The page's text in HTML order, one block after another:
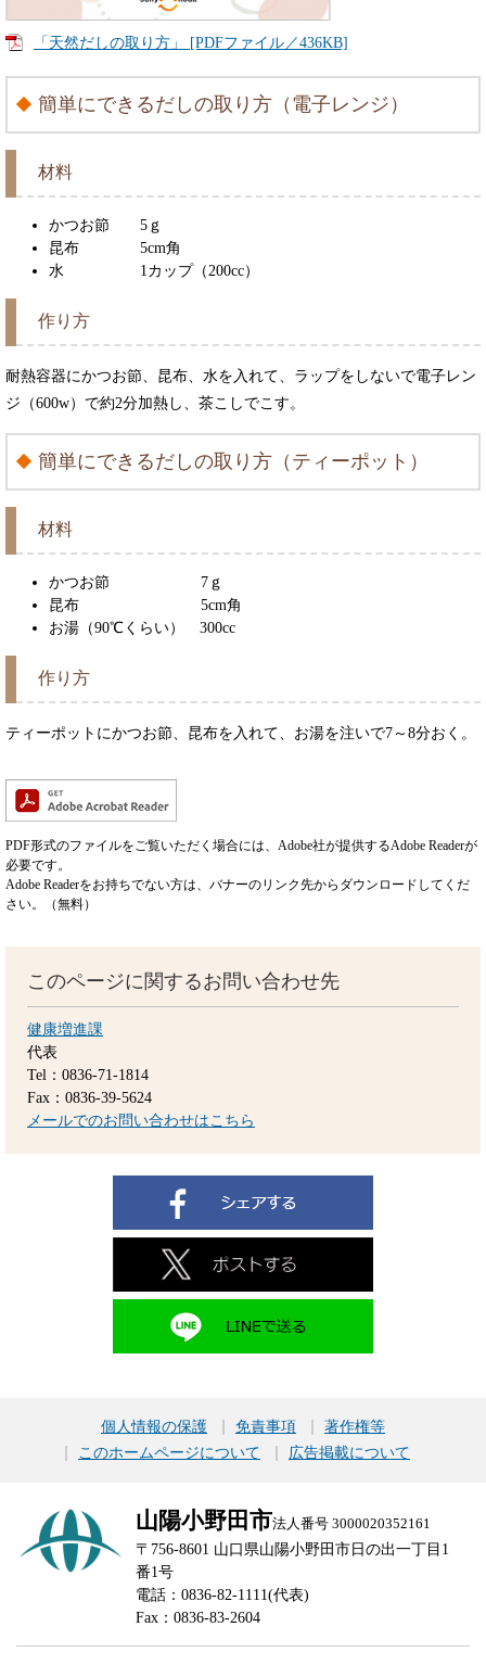
「天然だしの取り方」 [PDFファイル／436KB]
簡単にできるだしの取り方（電子レンジ）
材料
かつお節 5ｇ
昆布 5cm角
水 1カップ（200cc）
作り方
耐熱容器にかつお節、昆布、水を入れて、ラップをしないで電子レン
ジ（600w）で約2分加熱し、茶こしでこす。
簡単にできるだしの取り方（ティーポット）
材料
かつお節 7ｇ
昆布 5cm角
お湯（90℃くらい） 300cc
作り方
ティーポットにかつお節、昆布を入れて、お湯を注いで7～8分おく。
PDF形式のファイルをご覧いただく場合には、Adobe社が提供するAdobe Readerが
必要です。
Adobe Readerをお持ちでない方は、バナーのリンク先からダウンロードしてくだ
さい。（無料）
このページに関するお問い合わせ先
健康増進課
代表
Tel：0836-71-1814
Fax：0836-39-5624
メールでのお問い合わせはこちら
個人情報の保護 免責事項
著作権等
このホームページについて
広告掲載について
山陽小野田市法人番号 3000020352161
〒756-8601 山口県山陽小野田市日の出一丁目1
番1号
電話：0836-82-1111(代表)
Fax：0836-83-2604